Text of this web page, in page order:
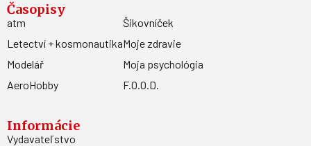
Časopisy
atm
Letectví + kosmonautika
Modelář
AeroHobby
Šikovníček
Moje zdravie
Moja psychológia
F.O.O.D.
Informácie
Vydavateľstvo